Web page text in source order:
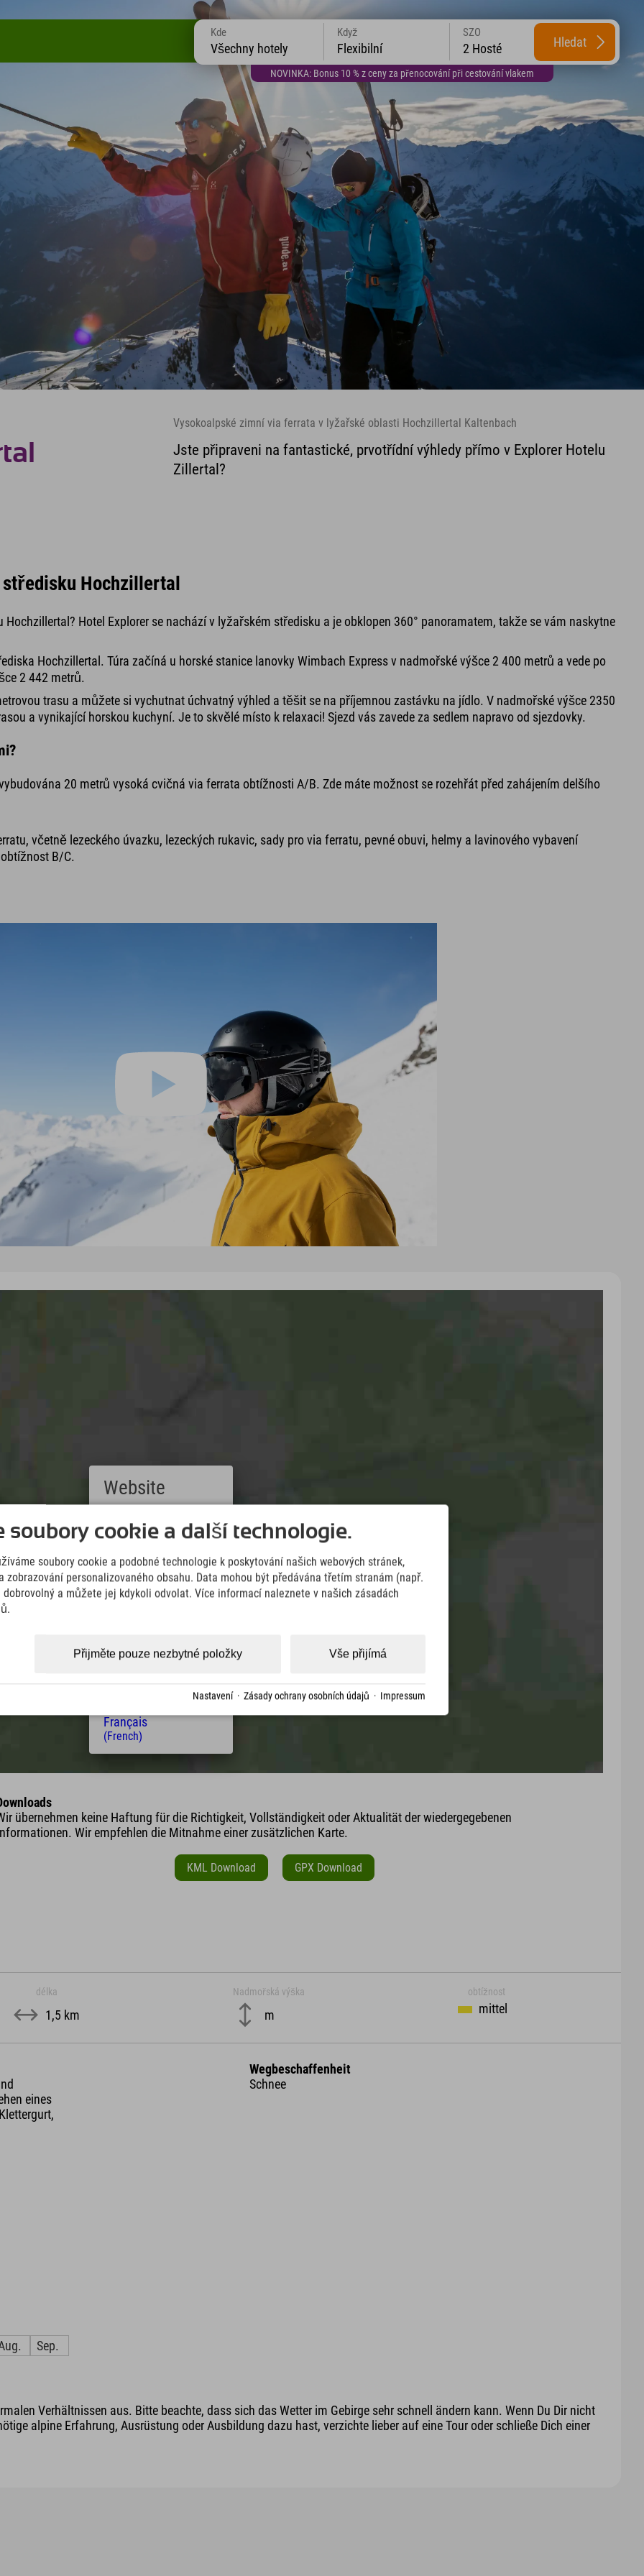
NOVINKA: Bonus 10 % z ceny za přenocování při cestování vlakem
Kde
Všechny hotely
Když
Flexibilní
SZO
2 Hosté Hledat
Vysokoalpské zimní via ferrata v lyžařské oblasti Hochzillertal Kaltenbach
Jste připraveni na fantastické, prvotřídní výhledy přímo v Explorer Hotelu
Zillertal?
Hochzillertal
Hotel Explorer se nachází v lyžařském středisku a je obklopen 360° panoramatem, takže se vám naskytne
Hochzillertal. Túra začíná u horské stanice lanovky Wimbach Express v nadmořské výšce 2 400 metrů a vede po
2 442 metrů.
trasu a můžete si vychutnat úchvatný výhled a těšit se na příjemnou zastávku na jídlo. V nadmořské výšce 2350
a vynikající horskou kuchyní. Je to skvělé místo k relaxaci! Sjezd vás zavede za sedlem napravo od sjezdovky.
20 metrů vysoká cvičná via ferrata obtížnosti A/B. Zde máte možnost se rozehřát před zahájením delšího
včetně lezeckého úvazku, lezeckých rukavic, sady pro via ferratu, pevné obuvi, helmy a lavinového vybavení
B/C.
Hier klicken, um Google Maps zu aktivieren.
Es gelten unsere Datenschutzbedingungen.
übernehmen keine Haftung für die Richtigkeit, Vollständigkeit oder Aktualität der wiedergegebenen
Wir empfehlen die Mitnahme einer zusätzlichen Karte.
KML Download GPX Download
délka
1,5 km
Nadmořská výška
m
obtížnost
mittel
eines
Sep.
Wegbeschaffenheit
Schnee
Verhältnissen aus. Bitte beachte, dass sich das Wetter im Gebirge sehr schnell ändern kann. Wenn Du Dir nicht
alpine Erfahrung, Ausrüstung oder Ausbildung dazu hast, verzichte lieber auf eine Tour oder schließe Dich einer
soubory cookie a další technologie.
soubory cookie a podobné technologie k poskytování našich webových stránek,
zobrazování personalizovaného obsahu. Data mohou být předávána třetím stranám (např.
dobrovolný a můžete jej kdykoli odvolat. Více informací naleznete v našich zásadách
Vše přijímá
Přijměte pouze nezbytné položky
Nastavení· Zásady ochrany osobních údajů · Impressum
Website
Deutsch
(German)
(English)
Italiano
(Italian)
(Polish)
Magyar
Français
(French)